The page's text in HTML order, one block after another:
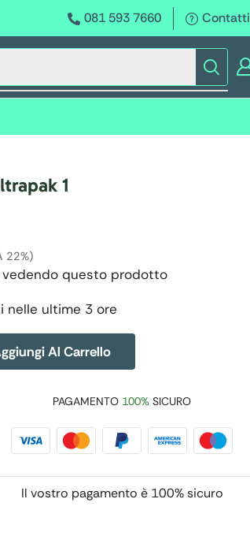
081 593 7660 Contatti
1
22%)
questo prodotto
ultime 3 ore
Al Carrello
PAGAMENTO 100% SICURO
Il vostro pagamento è 100% sicuro